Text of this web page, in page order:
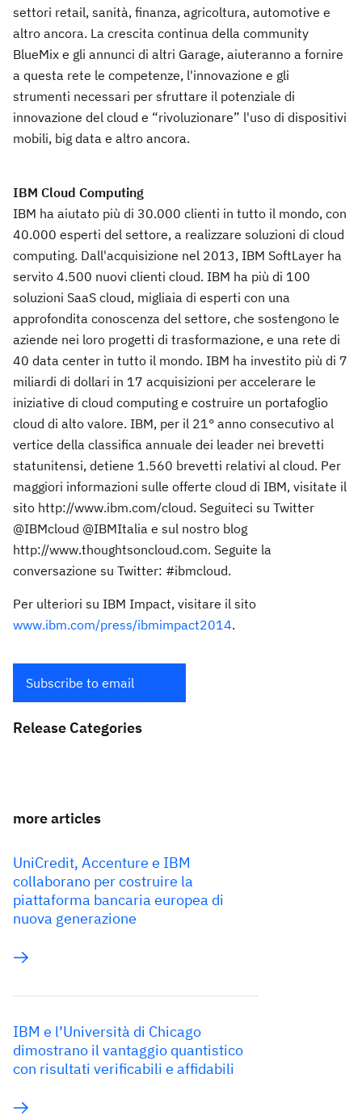
settori retail, sanità, finanza, agricoltura, automotive e
altro ancora. La crescita continua della community
BlueMix e gli annunci di altri Garage, aiuteranno a fornire
a questa rete le competenze, l'innovazione e gli
strumenti necessari per sfruttare il potenziale di
innovazione del cloud e “rivoluzionare” l'uso di dispositivi
mobili, big data e altro ancora.
IBM Cloud Computing
IBM ha aiutato più di 30.000 clienti in tutto il mondo, con
40.000 esperti del settore, a realizzare soluzioni di cloud
computing. Dall'acquisizione nel 2013, IBM SoftLayer ha
servito 4.500 nuovi clienti cloud. IBM ha più di 100
soluzioni SaaS cloud, migliaia di esperti con una
approfondita conoscenza del settore, che sostengono le
aziende nei loro progetti di trasformazione, e una rete di
40 data center in tutto il mondo. IBM ha investito più di 7
miliardi di dollari in 17 acquisizioni per accelerare le
iniziative di cloud computing e costruire un portafoglio
cloud di alto valore. IBM, per il 21° anno consecutivo al
vertice della classifica annuale dei leader nei brevetti
statunitensi, detiene 1.560 brevetti relativi al cloud. Per
maggiori informazioni sulle offerte cloud di IBM, visitate il
sito http://www.ibm.com/cloud. Seguiteci su Twitter
@IBMcloud @IBMItalia e sul nostro blog
http://www.thoughtsoncloud.com. Seguite la
conversazione su Twitter: #ibmcloud.
Per ulteriori su IBM Impact, visitare il sito
www.ibm.com/press/ibmimpact2014.
Subscribe to email
Release Categories
more articles
UniCredit, Accenture e IBM
collaborano per costruire la
piattaforma bancaria europea di
nuova generazione
IBM e l’Università di Chicago
dimostrano il vantaggio quantistico
con risultati verificabili e affidabili